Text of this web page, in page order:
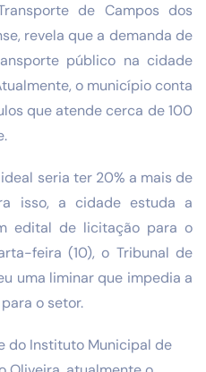
de Campos dos
revela que a demanda de
público na cidade
o município conta
que atende cerca de 100
seria ter 20% a mais de
isso, a cidade estuda a
edital de licitação para o
feira (10), o Tribunal de
uma liminar que impedia a
o setor.
do Instituto Municipal de